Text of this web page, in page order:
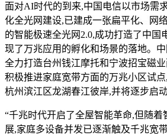
面对AI时代的到来,中国电信以市场需
化全光网建设,已建成一张扁平化、网
的智能极速全光网2.0,成功打造了中国
现了万兆应用的孵化和场景的落地。
全力打造台州钱江摩托和宁波招宝磁
积极推进家庭宽带方面的万兆小区试
杭州滨江区龙湖春江彼岸,并将逐步启
“千兆时代开启了全屋智能革命,但随着
展,家庭多设备并发已逐渐触及千兆宽